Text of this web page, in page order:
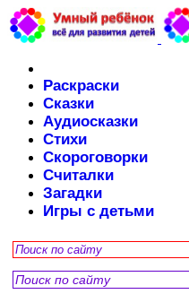
Раскраски
Сказки
Аудиосказки
Стихи
Скороговорки
Считалки
Загадки
Игры с детьми